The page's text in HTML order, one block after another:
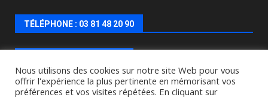
TÉLÉPHONE : 03 81 48 20 90
Lundi, mercredi, jeudi, vendredi de : 8h00 à 12h00 et
Nous utilisons des cookies sur notre site Web pour vous
offrir l'expérience la plus pertinente en mémorisant vos
préférences et vos visites répétées. En cliquant sur